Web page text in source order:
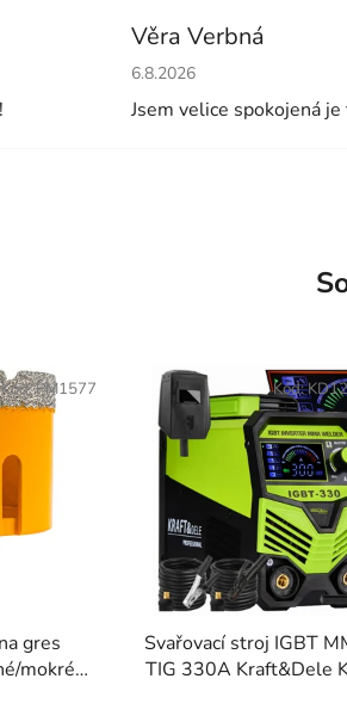
5 hvězdiček.
Věra Verbná
Hodnocení obchodu je 5
6.8.2026
Jsem velice spokojená
gres
mokré
Kód:PM1577
Svařovací stroj IGBT
TIG 330A Kraft&Dele
Kód: